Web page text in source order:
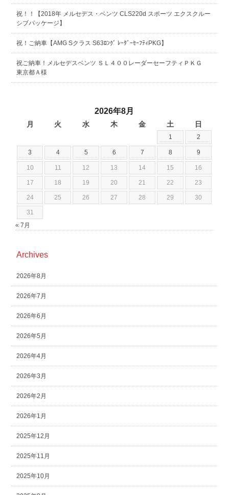
祝！！【2018年 メルセデス・ベンツ CLS220d スポーツ エクスクルー
シブパッケージ】
祝！ご納車【AMG Sクラス S63ﾛﾝｸﾞ ﾚｰﾀﾞｰｾｰﾌﾃｨPKG】
祝ご納車！メルセデスベンツ ＳＬ４００レーダーセーフティＰＫＧ
東京都Ａ様
2026年8月
月 火 水 木 金 土 日
1 2
3 4 5 6 7 8 9
10 11 12 13 14 15 16
17 18 19 20 21 22 23
24 25 26 27 28 29 30
31
« 7月
Archives
2026年8月
2026年7月
2026年6月
2026年5月
2026年4月
2026年3月
2026年2月
2026年1月
2025年12月
2025年11月
2025年10月